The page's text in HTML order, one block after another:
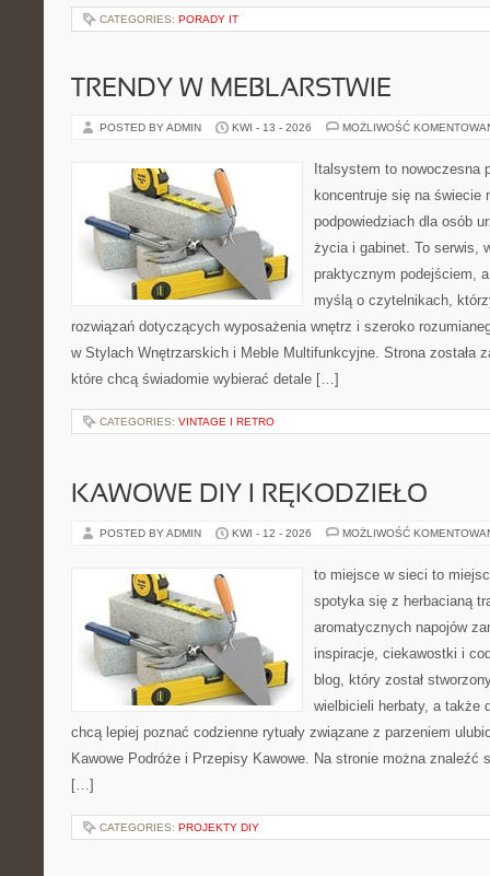
CATEGORIES: PORADY IT
TRENDY W MEBLARSTWIE
POSTED BY ADMIN KWI - 13 - 2026 MOŻLIWOŚĆ
Italsystem to nowoczesna
koncentruje się na świecie
podpowiedziach dla osób
życia i gabinet. To serwis,
praktycznym podejściem,
myślą o czytelnikach,
rozwiązań dotyczących wyposażenia wnętrz i szeroko
w Stylach Wnętrzarskich i Meble Multifunkcyjne. Strona została
które chcą świadomie wybierać detale […]
CATEGORIES: VINTAGE I RETRO
KAWOWE DIY I RĘKODZIEŁO
POSTED BY ADMIN KWI - 12 - 2026 MOŻLIWOŚĆ
to miejsce w sieci to
spotyka się z herbacianą
aromatycznych napojów
inspiracje, ciekawostki i
blog, który został
wielbicieli herbaty, a także
chcą lepiej poznać codzienne rytuały związane z parzeniem
Kawowe Podróże i Przepisy Kawowe. Na stronie można znaleźć
[…]
CATEGORIES: PROJEKTY DIY